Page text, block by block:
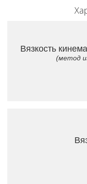
Вязкость
(метод